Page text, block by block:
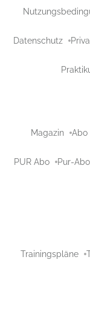
Datenschutz
Magazin Abo
PUR Abo Pur-
Trainingspläne